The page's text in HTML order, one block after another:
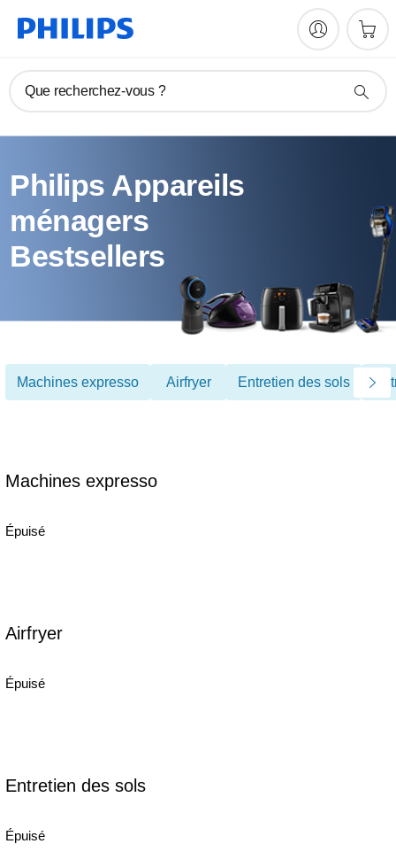
Que recherchez-vous ?
Philips Appareils
ménagers
Bestsellers
Machines expresso Airfryer Entretien des sols
Machines expresso
Épuisé
Airfryer
Épuisé
Entretien des sols
Épuisé